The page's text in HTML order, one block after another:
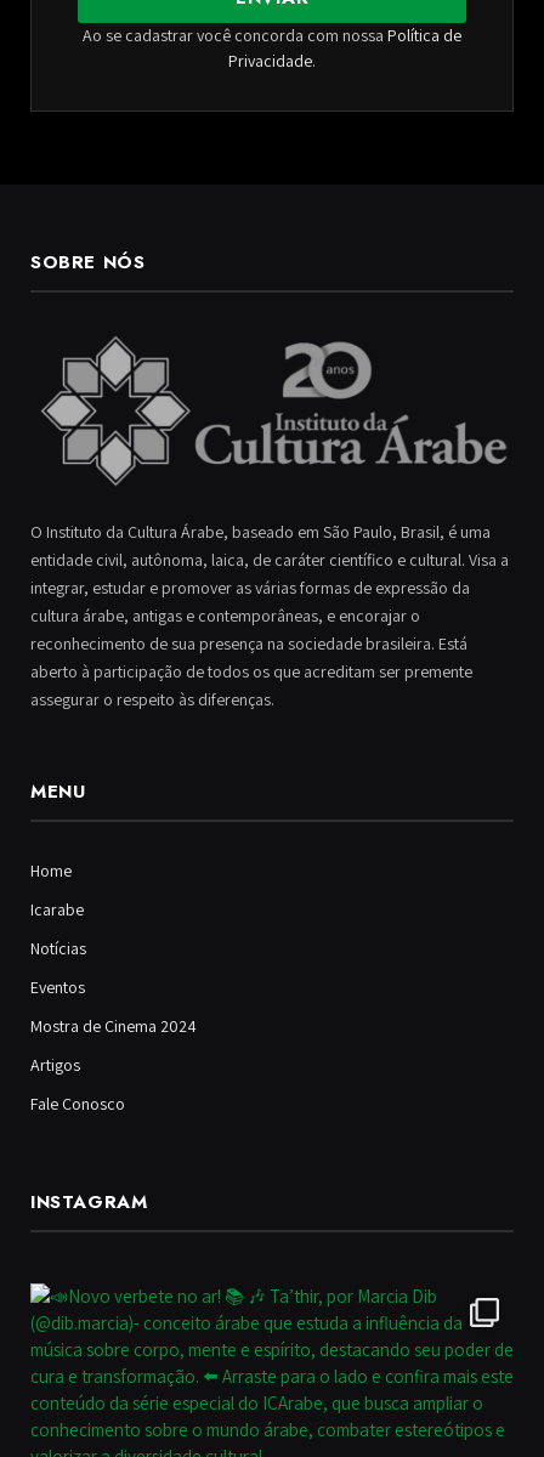
Ao se cadastrar você concorda com nossa Política de
Privacidade.
SOBRE NÓS
O Instituto da Cultura Árabe, baseado em São Paulo, Brasil, é uma
entidade civil, autônoma, laica, de caráter científico e cultural. Visa a
integrar, estudar e promover as várias formas de expressão da
cultura árabe, antigas e contemporâneas, e encorajar o
reconhecimento de sua presença na sociedade brasileira. Está
aberto à participação de todos os que acreditam ser premente
assegurar o respeito às diferenças.
MENU
Home
Icarabe
Notícias
Eventos
Mostra de Cinema 2024
Artigos
Fale Conosco
INSTAGRAM